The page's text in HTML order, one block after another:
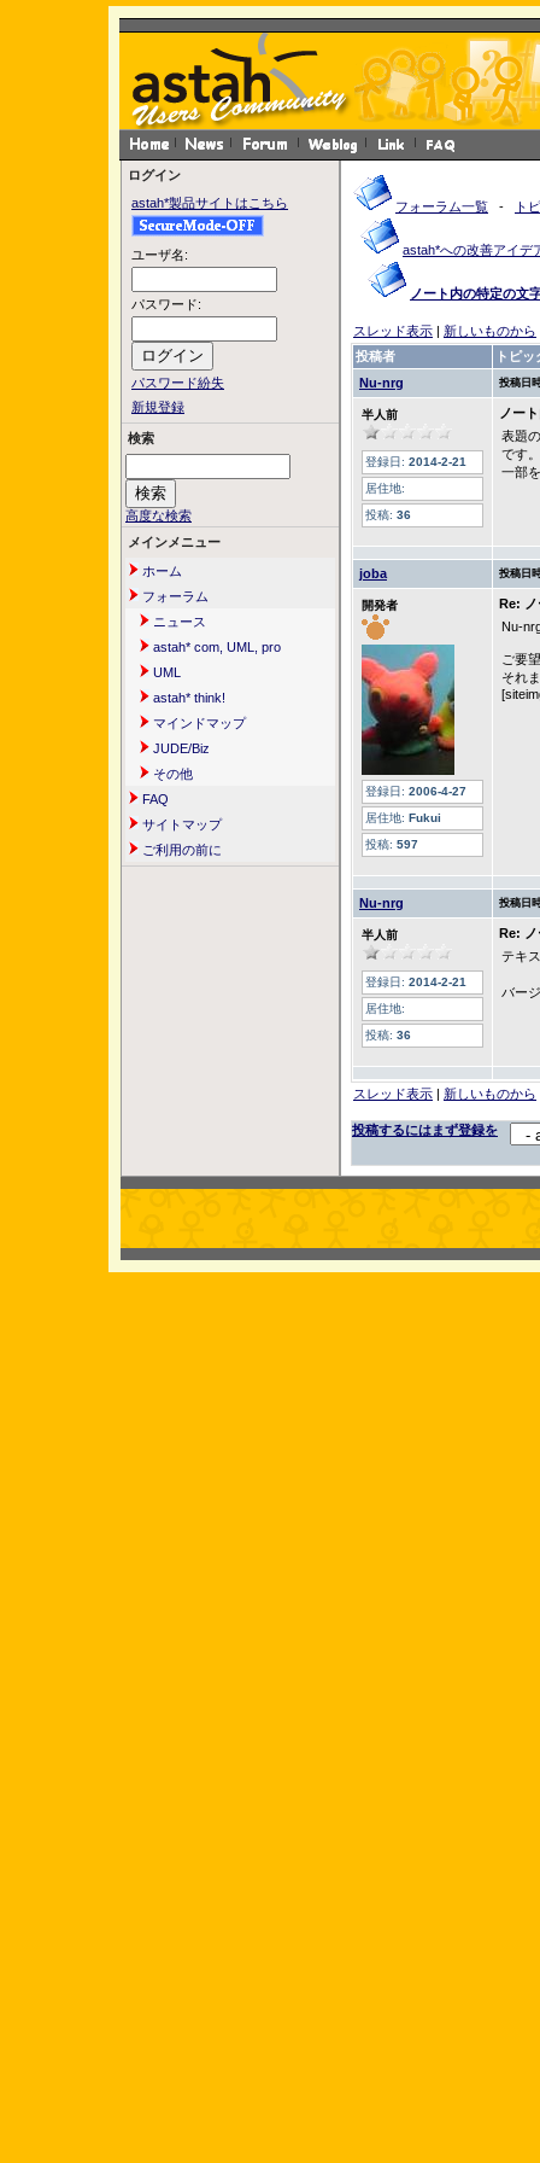
ログイン
astah*製品サイトはこちら
ユーザ名:
パスワード:
パスワード紛失
新規登録
検索
高度な検索
メインメニュー
ホーム
フォーラム
ニュース
astah* com, UML, pro
UML
astah* think!
マインドマップ
JUDE/Biz
その他
FAQ
サイトマップ
ご利用の前に
フォーラム一覧 - ト
astah*への改善アイデ
ノート内の特定の文
スレッド表示 | 新しいものから
投稿者
トピッ
Nu-nrg
投稿日
半人前
登録日: 2014-2-21
居住地:
投稿: 36
ノー
表題
です。
一部
joba 投稿日
開発者
登録日: 2006-4-27
居住地: Fukui
投稿: 597
Re: ノ
Nu-
ご要
それ
Nu-nrg 投稿日
半人前
登録日: 2014-2-21
居住地:
投稿: 36
Re: ノ
テキ
バー
スレッド表示 | 新しいものから
投稿するにはまず登録を